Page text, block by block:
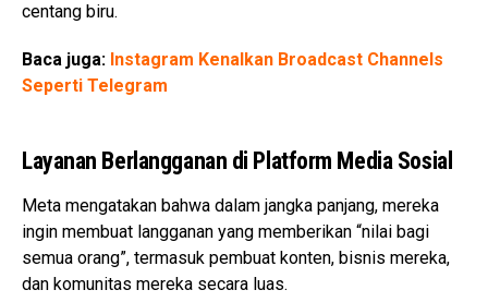
centang biru.
Baca juga: Instagram Kenalkan Broadcast Channels
Seperti Telegram
Layanan Berlangganan di Platform Media Sosial
Meta mengatakan bahwa dalam jangka panjang, mereka
ingin membuat langganan yang memberikan “nilai bagi
semua orang”, termasuk pembuat konten, bisnis mereka,
dan komunitas mereka secara luas.